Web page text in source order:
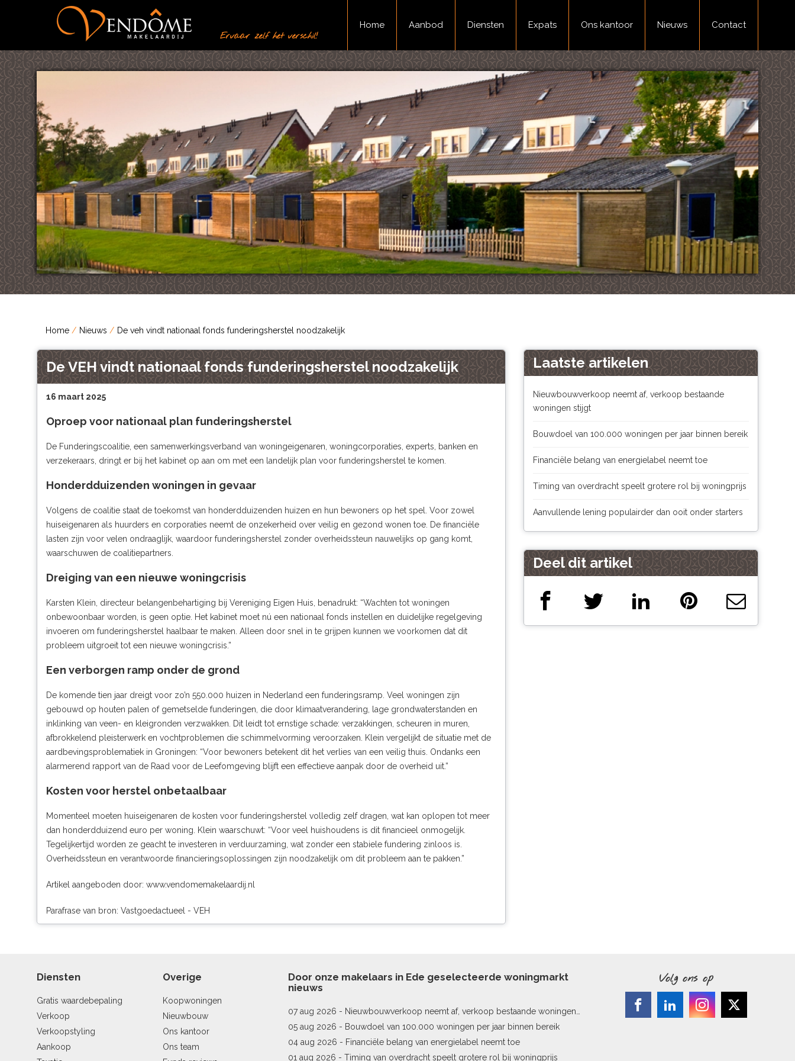
Ervaar zelf het verschil!
Home Aanbod Diensten Expats Ons kantoor Nieuws Contact
Home Nieuws De veh vindt nationaal fonds funderingsherstel noodzakelijk
De VEH vindt nationaal fonds funderingsherstel noodzakelijk
16 maart 2025
Oproep voor nationaal plan funderingsherstel
De Funderingscoalitie, een samenwerkingsverband van woningeigenaren, woningcorporaties, experts, banken en
verzekeraars, dringt er bij het kabinet op aan om met een landelijk plan voor funderingsherstel te komen.
Honderdduizenden woningen in gevaar
Volgens de coalitie staat de toekomst van honderdduizenden huizen en hun bewoners op het spel. Voor zowel
huiseigenaren als huurders en corporaties neemt de onzekerheid over veilig en gezond wonen toe. De financiële
lasten zijn voor velen ondraaglijk, waardoor funderingsherstel zonder overheidssteun nauwelijks op gang komt,
waarschuwen de coalitiepartners.
Dreiging van een nieuwe woningcrisis
Karsten Klein, directeur belangenbehartiging bij Vereniging Eigen Huis, benadrukt: “Wachten tot woningen
onbewoonbaar worden, is geen optie. Het kabinet moet nú een nationaal fonds instellen en duidelijke regelgeving
invoeren om funderingsherstel haalbaar te maken. Alleen door snel in te grijpen kunnen we voorkomen dat dit
probleem uitgroeit tot een nieuwe woningcrisis.”
Een verborgen ramp onder de grond
De komende tien jaar dreigt voor zo’n 550.000 huizen in Nederland een funderingsramp. Veel woningen zijn
gebouwd op houten palen of gemetselde funderingen, die door klimaatverandering, lage grondwaterstanden en
inklinking van veen- en kleigronden verzwakken. Dit leidt tot ernstige schade: verzakkingen, scheuren in muren,
afbrokkelend pleisterwerk en vochtproblemen die schimmelvorming veroorzaken. Klein vergelijkt de situatie met de
aardbevingsproblematiek in Groningen: “Voor bewoners betekent dit het verlies van een veilig thuis. Ondanks een
alarmerend rapport van de Raad voor de Leefomgeving blijft een effectieve aanpak door de overheid uit.”
Kosten voor herstel onbetaalbaar
Momenteel moeten huiseigenaren de kosten voor funderingsherstel volledig zelf dragen, wat kan oplopen tot meer
dan honderdduizend euro per woning. Klein waarschuwt: “Voor veel huishoudens is dit financieel onmogelijk.
Tegelijkertijd worden ze geacht te investeren in verduurzaming, wat zonder een stabiele fundering zinloos is.
Overheidssteun en verantwoorde financieringsoplossingen zijn noodzakelijk om dit probleem aan te pakken.”
Artikel aangeboden door: www.vendomemakelaardij.nl
Parafrase van bron: Vastgoedactueel - VEH
Laatste artikelen
Nieuwbouwverkoop neemt af, verkoop bestaande
woningen stijgt
Bouwdoel van 100.000 woningen per jaar binnen bereik
Financiële belang van energielabel neemt toe
Timing van overdracht speelt grotere rol bij woningprijs
Aanvullende lening populairder dan ooit onder starters
Deel dit artikel
Diensten
Gratis waardebepaling
Verkoop
Verkoopstyling
Aankoop
Overige
Koopwoningen
Nieuwbouw
Ons kantoor
Ons team
Door onze makelaars in Ede geselecteerde woningmarkt
nieuws
07 aug 2026 - Nieuwbouwverkoop neemt af, verkoop bestaande woningen
stijgt
05 aug 2026 - Bouwdoel van 100.000 woningen per jaar binnen bereik
04 aug 2026 - Financiële belang van energielabel neemt toe
01 aug 2026 - Timing van overdracht speelt grotere rol bij woningprijs
Volg ons op